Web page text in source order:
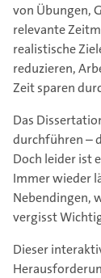
von Übungen,
relevante
realistische
reduzieren,
Zeit sparen
Das
durchführen –
Doch leider ist
Immer wieder
Nebendingen,
vergisst
Dieser